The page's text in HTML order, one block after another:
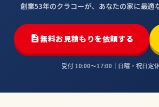
創業53年のクラコーが、あなたの家に最適
無料お見積もりを依頼する
受付 10:00〜17:00｜日曜・祝日定